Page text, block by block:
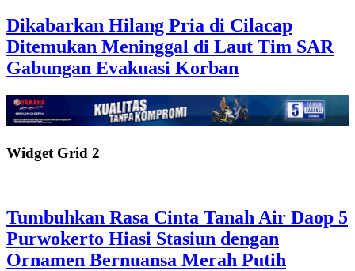
Dikabarkan Hilang Pria di Cilacap
Ditemukan Meninggal di Laut Tim SAR
Gabungan Evakuasi Korban
Widget Grid 2
Tumbuhkan Rasa Cinta Tanah Air Daop 5
Purwokerto Hiasi Stasiun dengan
Ornamen Bernuansa Merah Putih